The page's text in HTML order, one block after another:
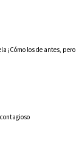
¡Cómo los de antes, pero